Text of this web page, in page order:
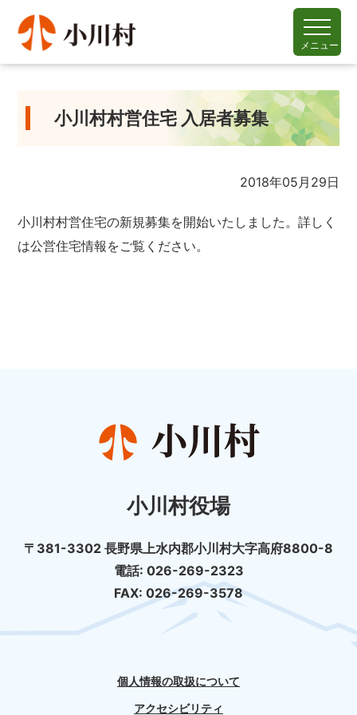
メニュー
小川村村営住宅 入居者募集
2018年05月29日
小川村村営住宅の新規募集を開始いたしました。詳しく
は公営住宅情報をご覧ください。
小川村役場
〒381-3302 長野県上水内郡小川村大字高府8800-8
電話: 026-269-2323
FAX: 026-269-3578
個人情報の取扱について
アクセシビリティ